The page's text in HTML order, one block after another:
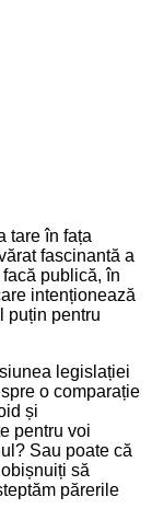
tare în fața
fascinantă a
publică, în
intenționează
puțin pentru
legislației
o comparație
și
pentru voi
Sau poate că
să
părerile